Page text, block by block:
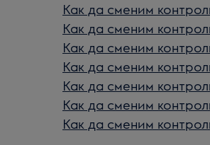
Как да сменим
Как да сменим
Как да сменим
Как да сменим
Как да сменим
Как да сменим
Как да сменим